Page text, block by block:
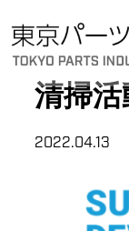
内
容
清掃活
2022.04.13